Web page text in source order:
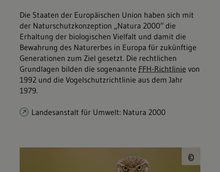
Die Staaten der Europäischen Union haben sich mit
der Naturschutzkonzeption „Natura 2000“ die
Erhaltung der biologischen Vielfalt und damit die
Bewahrung des Naturerbes in Europa für zukünftige
Generationen zum Ziel gesetzt. Die rechtlichen
Grundlagen bilden die sogenannte FFH-Richtlinie von
1992 und die Vogelschutzrichtlinie aus dem Jahr
1979.
Landesanstalt für Umwelt: Natura 2000
©